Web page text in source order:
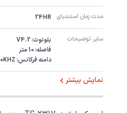
مدت زمان استندبای 24HR
سایر توضیحات
دامنه فرکانس: 70HZ-20KHZ
نمایش بیشتر